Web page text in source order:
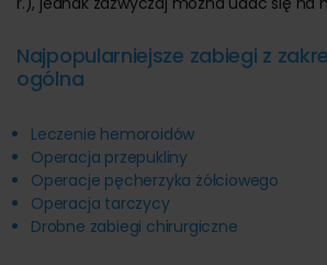
Najpopularniejsze zabiegi z
ogólna
Leczenie hemoroidów
Operacja przepukliny
Operacje pęcherzyka żółciowego
Operacja tarczycy
Drobne zabiegi chirurgiczne